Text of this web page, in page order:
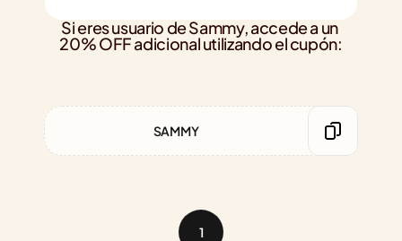
Si eres usuario de Sammy, accede a un
20% OFF adicional utilizando el cupón:
SAMMY
1